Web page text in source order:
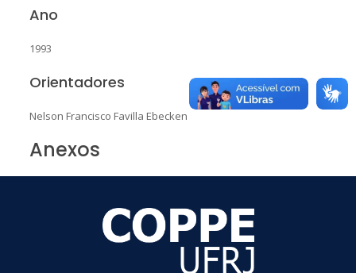
Ano
1993
Orientadores
Nelson Francisco Favilla Ebecken
Anexos